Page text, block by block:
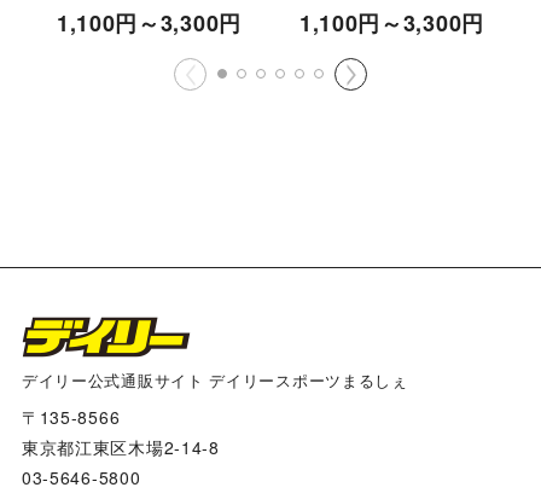
1,100円～3,300円 1,100円～3,300円
デイリー公式通販サイト デイリースポーツまるしぇ
〒135-8566
東京都江東区木場2-14-8
03-5646-5800